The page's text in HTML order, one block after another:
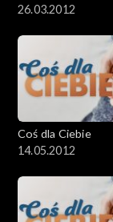
26.03.2012
Coś dla Ciebie
14.05.2012